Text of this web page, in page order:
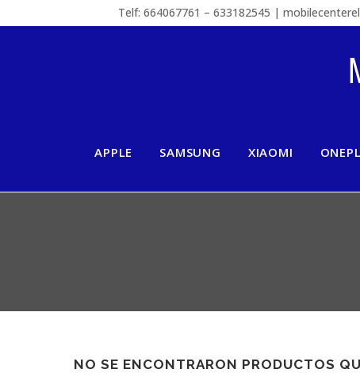
Telf: 664067761 – 633182545 |
APPLE SAMSUNG XIAOMI
NO SE ENCONTRARON PRODUCTOS